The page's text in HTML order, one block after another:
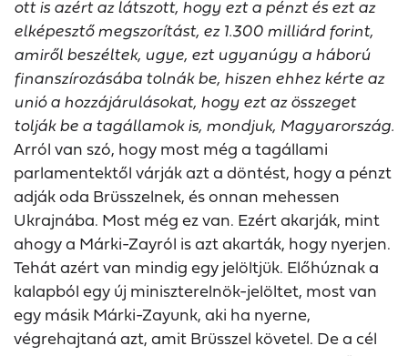
ott is azért az látszott, hogy ezt a pénzt és ezt az
elképesztő megszorítást, ez 1.300 milliárd forint,
amiről beszéltek, ugye, ezt ugyanúgy a háború
finanszírozásába tolnák be, hiszen ehhez kérte az
unió a hozzájárulásokat, hogy ezt az összeget
tolják be a tagállamok is, mondjuk, Magyarország.
Arról van szó, hogy most még a tagállami
parlamentektől várják azt a döntést, hogy a pénzt
adják oda Brüsszelnek, és onnan mehessen
Ukrajnába. Most még ez van. Ezért akarják, mint
ahogy a Márki-Zayról is azt akarták, hogy nyerjen.
Tehát azért van mindig egy jelöltjük. Előhúznak a
kalapból egy új miniszterelnök-jelöltet, most van
egy másik Márki-Zayunk, aki ha nyerne,
végrehajtaná azt, amit Brüsszel követel. De a cél